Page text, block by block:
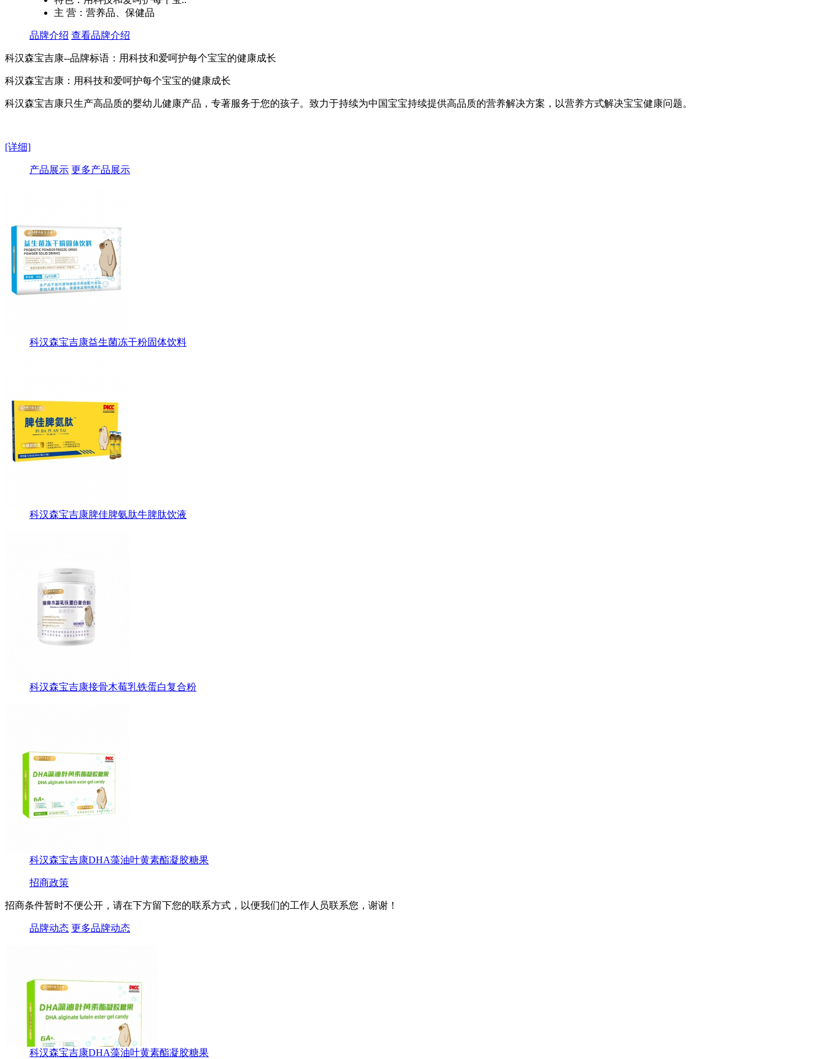
主 营：营养品、保健品
品牌介绍 查看品牌介绍
科汉森宝吉康--品牌标语： 用科技和爱呵护每个宝宝的健康成长
科汉森宝吉康：用科技和爱呵护每个宝宝的健康成长
科汉森宝吉康只生产高品质的婴幼儿健康产品，专著服务于您的孩子。致力于持续为中国宝宝持续提供高品质的营养解决方案，以营养方式解决宝宝健康问题。
[详细]
产品展示 更多产品展示
科汉森宝吉康益生菌冻干粉固体饮料
科汉森宝吉康脾佳脾氨肽牛脾肽饮液
科汉森宝吉康接骨木莓乳铁蛋白复合粉
科汉森宝吉康DHA藻油叶黄素酯凝胶糖果
招商政策
招商条件暂时不便公开，请在下方留下您的联系方式，以便我们的工作人员联系您，谢谢！
品牌动态 更多品牌动态
科汉森宝吉康DHA藻油叶黄素酯凝胶糖果